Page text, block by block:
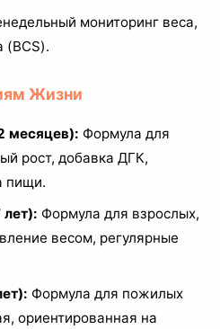
мониторинг веса,
(BCS).
Жизни
месяцев): Формула для
рост, добавка ДГК,
пищи.
Формула для взрослых,
весом, регулярные
Формула для пожилых
ориентированная на